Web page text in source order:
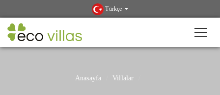
Türkçe
Anasayfa Villalar